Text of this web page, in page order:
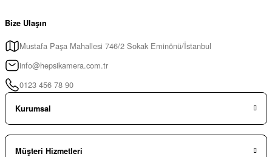
Bize Ulaşın
Mustafa Paşa Mahallesi 746/2 Sokak Eminönü/İstanbul
info@hepsikamera.com.tr
0123 456 78 90
Kurumsal
Müşteri Hizmetleri